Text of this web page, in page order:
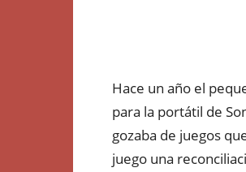
Hace un año el
para la portátil de
gozaba de juegos
juego una